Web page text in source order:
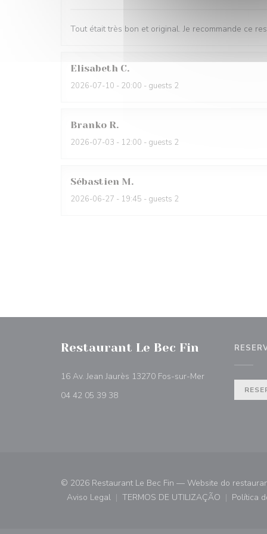
Tout était très bon et original. Je recommande ce
Elisabeth C
2026-07-10 - 20:00 - guests 2
Branko R
2026-07-03 - 12:00 - guests 2
Sébastien M
2026-06-27 - 19:45 - guests 2
Restaurant Le Bec Fin
16 Av. Jean Jaurès 13270 Fos-sur-Mer((abre numa
04 42 05 39 38
© 2026 Restaurant Le Bec Fin — Website do
Aviso Legal
((abre numa nova janela))
TERMOS DE UTILIZAÇÃO
((abre numa nova
Política